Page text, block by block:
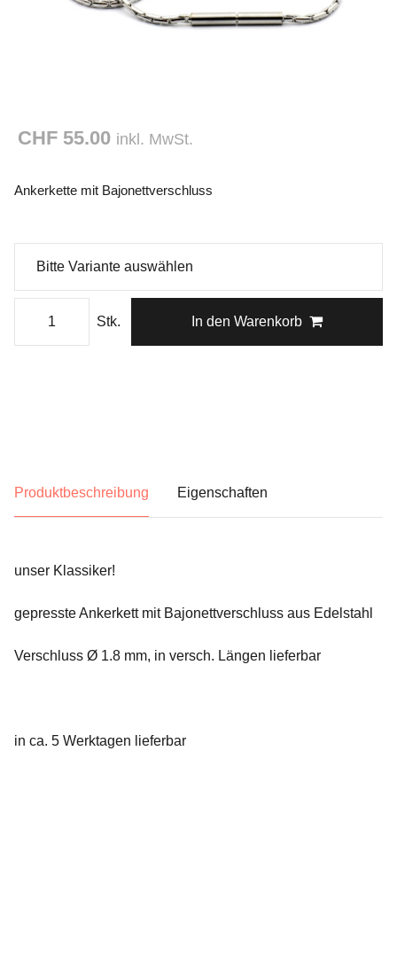
CHF 55.00 inkl. MwSt.
Ankerkette mit Bajonettverschluss
Stk. In den Warenkorb
Produktbeschreibung Eigenschaften
unser Klassiker!
gepresste Ankerkett mit Bajonettverschluss aus Edelstahl
Verschluss Ø 1.8 mm, in versch. Längen lieferbar
in ca. 5 Werktagen lieferbar